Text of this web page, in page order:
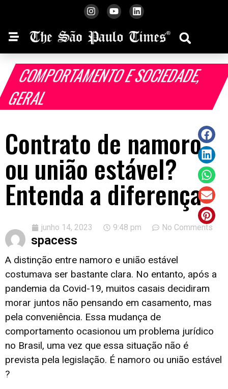
COMPORTAMENTO E SOCIEDADE
,
GERAL
Contrato de namoro
ou união estável?
Entenda a diferença
spacess
junho 14, 2023 9:48 pm No Comments
A distinção entre namoro e união estável
costumava ser bastante clara. No entanto, após a
pandemia da Covid-19, muitos casais decidiram
morar juntos não pensando em casamento, mas
pela conveniência. Essa mudança de
comportamento ocasionou um problema jurídico
no Brasil, uma vez que essa situação não é
prevista pela legislação. É namoro ou união estável
?